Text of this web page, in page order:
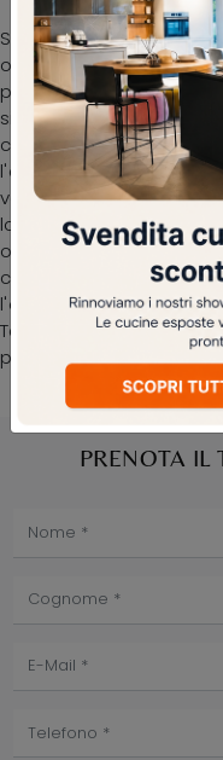
Se vuoi cambiare i
o comprarli per la
prima persona le
sito dedicato
ciò di cui hai bisogno
l'acquisto del tavolo
valutare dimensioni,
lo spazio con un'ottima
oggetti accessori in
con funzionalità i tuoi
l'estetica. In showroom
Tavoli fissi dei migliori
pranzo visibile in foto.
PRENOTA IL